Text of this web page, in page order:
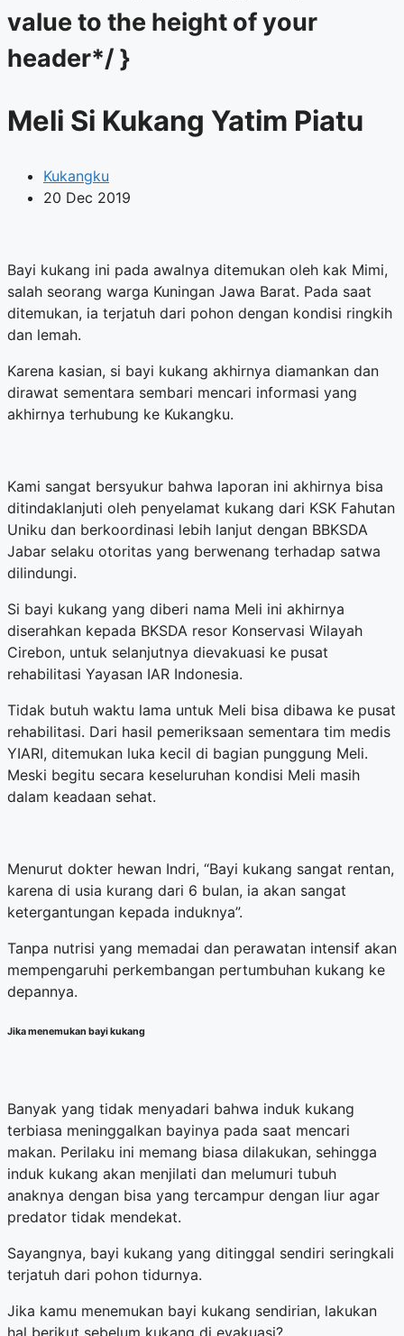
value to the height of your
header*/ }
Meli Si Kukang Yatim Piatu
Kukangku
20 Dec 2019
Bayi kukang ini pada awalnya ditemukan oleh kak Mimi,
salah seorang warga Kuningan Jawa Barat. Pada saat
ditemukan, ia terjatuh dari pohon dengan kondisi ringkih
dan lemah.
Karena kasian, si bayi kukang akhirnya diamankan dan
dirawat sementara sembari mencari informasi yang
akhirnya terhubung ke Kukangku.
Kami sangat bersyukur bahwa laporan ini akhirnya bisa
ditindaklanjuti oleh penyelamat kukang dari KSK Fahutan
Uniku dan berkoordinasi lebih lanjut dengan BBKSDA
Jabar selaku otoritas yang berwenang terhadap satwa
dilindungi.
Si bayi kukang yang diberi nama Meli ini akhirnya
diserahkan kepada BKSDA resor Konservasi Wilayah
Cirebon, untuk selanjutnya dievakuasi ke pusat
rehabilitasi Yayasan IAR Indonesia.
Tidak butuh waktu lama untuk Meli bisa dibawa ke pusat
rehabilitasi. Dari hasil pemeriksaan sementara tim medis
YIARI, ditemukan luka kecil di bagian punggung Meli.
Meski begitu secara keseluruhan kondisi Meli masih
dalam keadaan sehat.
Menurut dokter hewan Indri, “Bayi kukang sangat rentan,
karena di usia kurang dari 6 bulan, ia akan sangat
ketergantungan kepada induknya”.
Tanpa nutrisi yang memadai dan perawatan intensif akan
mempengaruhi perkembangan pertumbuhan kukang ke
depannya.
Jika menemukan bayi kukang
Banyak yang tidak menyadari bahwa induk kukang
terbiasa meninggalkan bayinya pada saat mencari
makan. Perilaku ini memang biasa dilakukan, sehingga
induk kukang akan menjilati dan melumuri tubuh
anaknya dengan bisa yang tercampur dengan liur agar
predator tidak mendekat.
Sayangnya, bayi kukang yang ditinggal sendiri seringkali
terjatuh dari pohon tidurnya.
Jika kamu menemukan bayi kukang sendirian, lakukan
hal berikut sebelum kukang di evakuasi?